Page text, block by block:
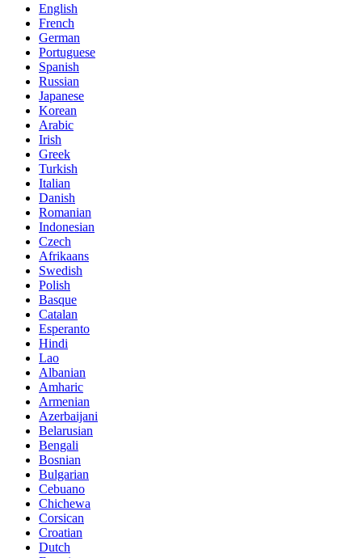
English
French
German
Portuguese
Spanish
Russian
Japanese
Korean
Arabic
Irish
Greek
Turkish
Italian
Danish
Romanian
Indonesian
Czech
Afrikaans
Swedish
Polish
Basque
Catalan
Esperanto
Hindi
Lao
Albanian
Amharic
Armenian
Azerbaijani
Belarusian
Bengali
Bosnian
Bulgarian
Cebuano
Chichewa
Corsican
Croatian
Dutch